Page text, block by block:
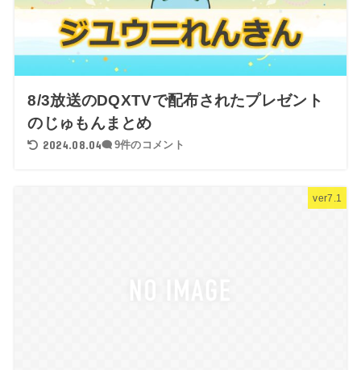
8/3放送のDQXTVで配布されたプレゼント
のじゅもんまとめ
2024.08.04 9件のコメント
ver7.1